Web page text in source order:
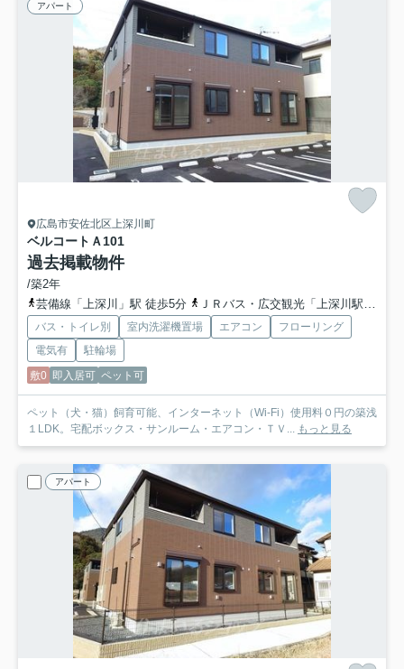
アパート
広島市安佐北区上深川町
ベルコートＡ 101
過去掲載物件
/築2年
芸備線「上深川」駅 徒歩5分
ＪＲバス・広交観光「上深川駅前バス停」バス停下車 徒歩6分
バス・トイレ別 室内洗濯機置場 エアコン
フローリング
電気有
駐輪場
敷0 即入居可 ペット可
ペット（犬・猫）飼育可能、インターネット（Wi-Fi）使用料０円の築浅
１LDK。宅配ボックス・サンルーム・エアコン・ＴＶ... もっと見る
アパート